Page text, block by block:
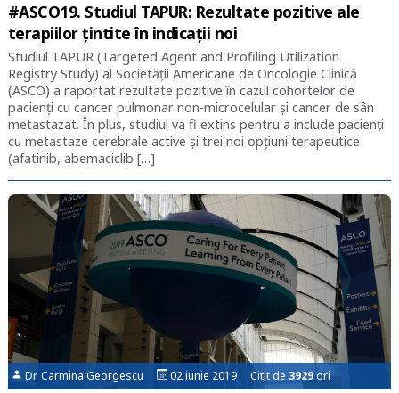
#ASCO19. Studiul TAPUR: Rezultate pozitive ale
terapiilor țintite în indicații noi
Studiul TAPUR (Targeted Agent and Profiling Utilization
Registry Study) al Societății Americane de Oncologie Clinică
(ASCO) a raportat rezultate pozitive în cazul cohortelor de
pacienți cu cancer pulmonar non-microcelular și cancer de sân
metastazat. În plus, studiul va fi extins pentru a include pacienți
cu metastaze cerebrale active și trei noi opțiuni terapeutice
(afatinib, abemaciclib […]
Dr. Carmina Georgescu 02 iunie 2019 Citit de 3929ori